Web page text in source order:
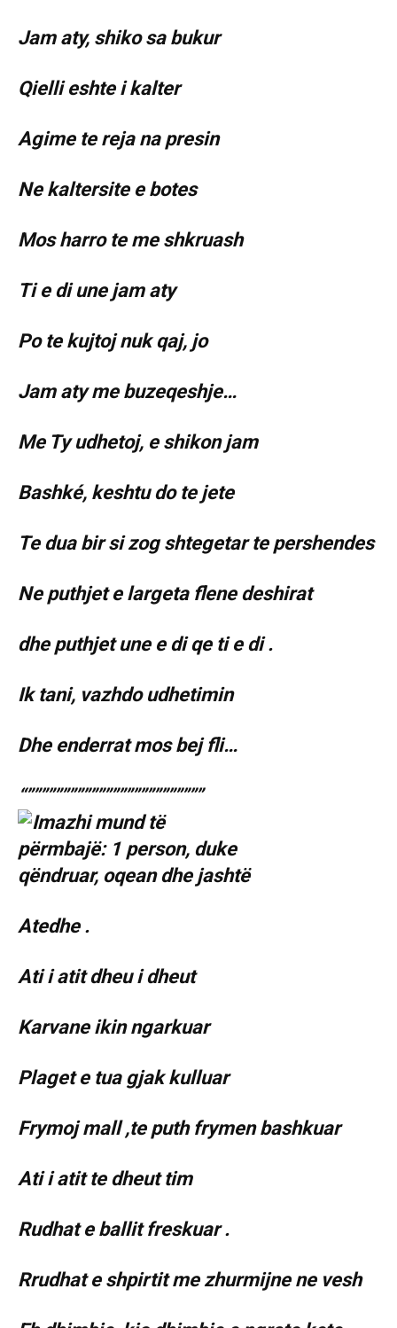
Jam aty, shiko sa bukur
Qielli eshte i kalter
Agime te reja na presin
Ne kaltersite e botes
Mos harro te me shkruash
Ti e di une jam aty
Po te kujtoj nuk qaj, jo
Jam aty me buzeqeshje…
Me Ty udhetoj, e shikon jam
Bashké, keshtu do te jete
Te dua bir si zog shtegetar te pershendes
Ne puthjet e largeta flene deshirat
dhe puthjet une e di qe ti e di .
Ik tani, vazhdo udhetimin
Dhe enderrat mos bej fli…
“”””””””””””””””””””””””””
Atedhe .
Ati i atit dheu i dheut
Karvane ikin ngarkuar
Plaget e tua gjak kulluar
Frymoj mall ,te puth frymen bashkuar
Ati i atit te dheut tim
Rudhat e ballit freskuar .
Rrudhat e shpirtit me zhurmijne ne vesh